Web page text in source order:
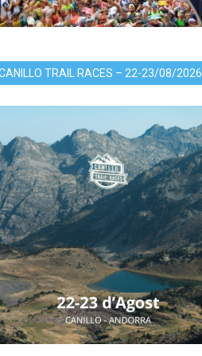
TRAIL RACES – 22-23/08/2026